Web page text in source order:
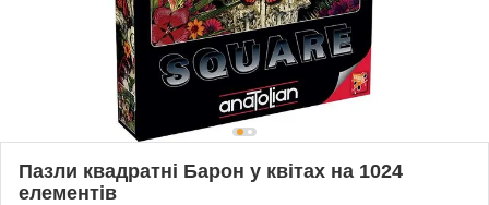
Пазли квадратні Барон у квітах на 1024
елементів